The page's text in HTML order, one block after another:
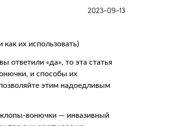
2023-09-13
ответили «да», то эта статья
и способы их
этим надоедливым
вонючки — инвазивный